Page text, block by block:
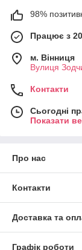
98%
Працює з
м. Вінниця
Вулиця
Контакти
Сьогодні
Показати
Про нас
Контакти
Доставка та
Графік роботи